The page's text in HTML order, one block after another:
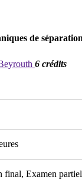
de séparation
6 crédits
final, Examen